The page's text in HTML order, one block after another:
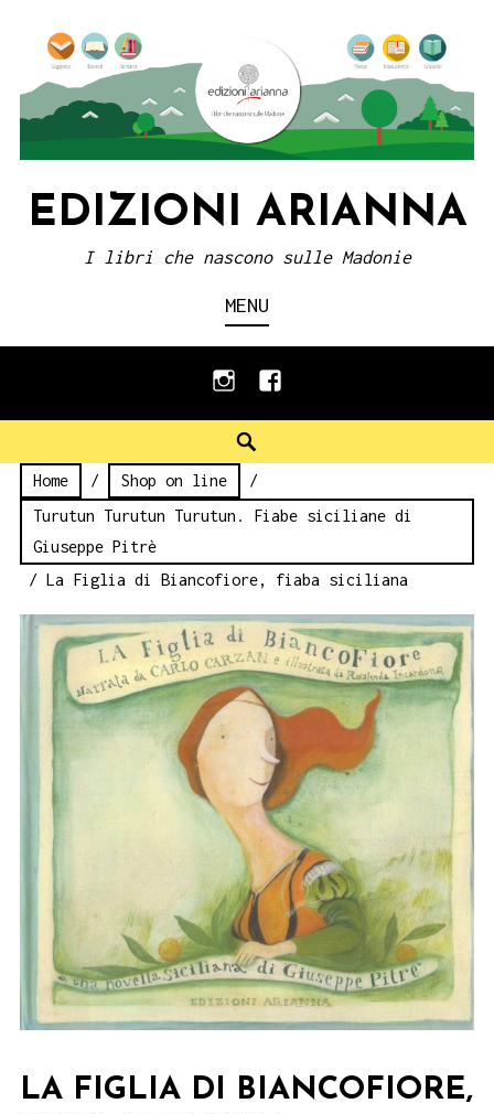
content
EDIZIONI ARIANNA
I libri che nascono sulle Madonie
MENU
instagramfacebook
Home / Shop on line
/
Turutun Turutun Turutun. Fiabe siciliane di
Giuseppe Pitrè
/ La Figlia di Biancofiore, fiaba siciliana
LA FIGLIA DI BIANCOFIORE,